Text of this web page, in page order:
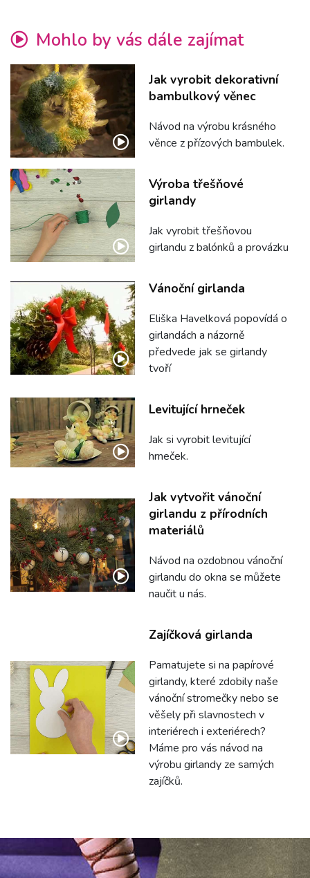
Mohlo by vás dále zajímat
Jak vyrobit dekorativní
bambulkový věnec
Návod na výrobu krásného
věnce z přízových bambulek.
Výroba třešňové
girlandy
Jak vyrobit třešňovou
girlandu z balónků a provázku
Vánoční girlanda
Eliška Havelková popovídá o
girlandách a názorně
předvede jak se girlandy
tvoří
Levitující hrneček
Jak si vyrobit levitující
hrneček.
Jak vytvořit vánoční
girlandu z přírodních
materiálů
Návod na ozdobnou vánoční
girlandu do okna se můžete
naučit u nás.
Zajíčková girlanda
Pamatujete si na papírové
girlandy, které zdobily naše
vánoční stromečky nebo se
věšely při slavnostech v
interiérech i exteriérech?
Máme pro vás návod na
výrobu girlandy ze samých
zajíčků.